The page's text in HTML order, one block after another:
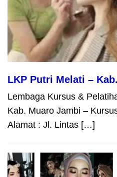
LKP Putri Melati –
Lembaga Kursus &
Kab. Muaro Jambi –
Alamat : Jl. Lintas […]